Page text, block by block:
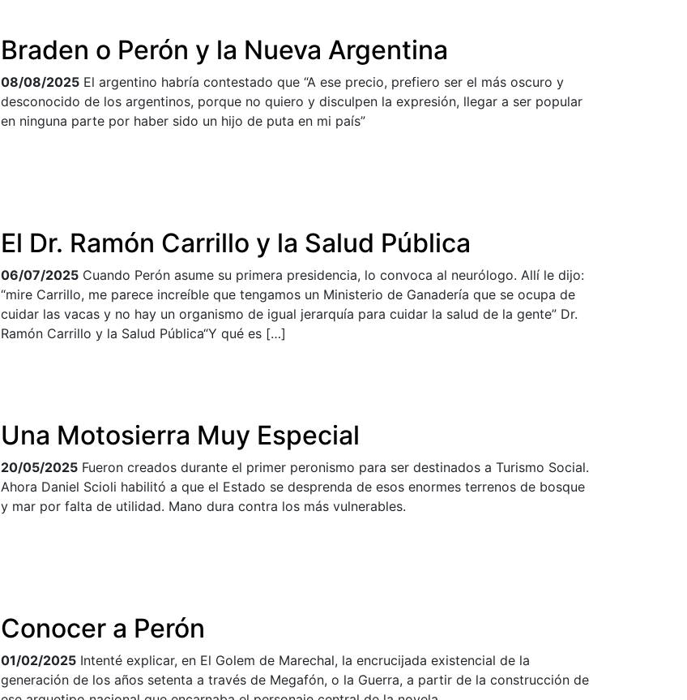
Braden o Perón y la Nueva Argentina
08/08/2025 El argentino habría contestado que “A ese precio, prefiero ser el más oscuro y
desconocido de los argentinos, porque no quiero y disculpen la expresión, llegar a ser popular
en ninguna parte por haber sido un hijo de puta en mi país”
El Dr. Ramón Carrillo y la Salud Pública
06/07/2025 Cuando Perón asume su primera presidencia, lo convoca al neurólogo. Allí le dijo:
“mire Carrillo, me parece increíble que tengamos un Ministerio de Ganadería que se ocupa de
cuidar las vacas y no hay un organismo de igual jerarquía para cuidar la salud de la gente” Dr.
Ramón Carrillo y la Salud Pública“Y qué es […]
Una Motosierra Muy Especial
20/05/2025 Fueron creados durante el primer peronismo para ser destinados a Turismo Social.
Ahora Daniel Scioli habilitó a que el Estado se desprenda de esos enormes terrenos de bosque
y mar por falta de utilidad. Mano dura contra los más vulnerables.
Conocer a Perón
01/02/2025 Intenté explicar, en El Golem de Marechal, la encrucijada existencial de la
generación de los años setenta a través de Megafón, o la Guerra, a partir de la construcción de